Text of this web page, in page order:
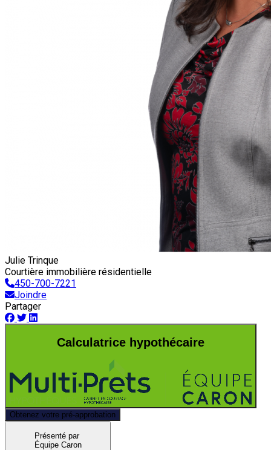
Julie Trinque
Courtière immobilière résidentielle
450-700-7221
Joindre
Partager
Calculatrice hypothécaire
Obtenez votre pré-approbation
Présenté par
Équipe Caron